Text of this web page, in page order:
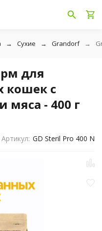
Сухие Grandorf
для
кошек с
- 400 г
Артикул: GD Steril Pro 400 N